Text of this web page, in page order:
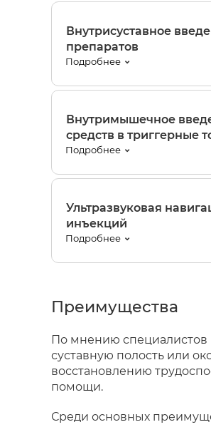
Внутрисуставное
препаратов
Подробнее
Внутримышечное
средств в триггерные
Подробнее
Ультразвуковая
инъекций
Подробнее
Преимущества
По мнению специалистов
суставную полость или
восстановлению
помощи.
Среди основных